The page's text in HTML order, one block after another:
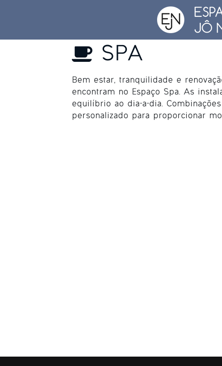
SPA
Bem estar, tranquilidade e
encontram no Espaço Spa. As
equilíbrio ao dia-a-dia.
personalizado para proporcionar